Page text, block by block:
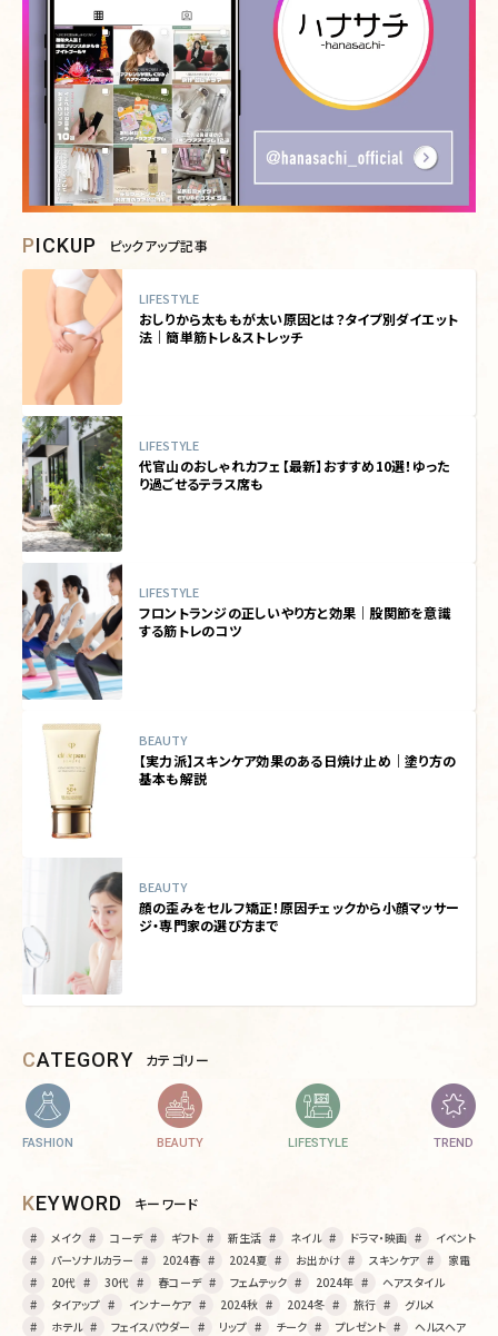
PICKUP ピックアップ記事
LIFESTYLE
おしりから太ももが太い原因とは？タイプ別ダイエット
法｜簡単筋トレ＆ストレッチ
LIFESTYLE
代官山のおしゃれカフェ【最新】おすすめ10選！ゆった
り過ごせるテラス席も
LIFESTYLE
フロントランジの正しいやり方と効果｜股関節を意識
する筋トレのコツ
BEAUTY
【実力派】スキンケア効果のある日焼け止め｜塗り方の
基本も解説
BEAUTY
顔の歪みをセルフ矯正！原因チェックから小顔マッサー
ジ・専門家の選び方まで
CATEGORY カテゴリー
FASHION BEAUTY LIFESTYLE TREND
KEYWORD キーワード
メイク コーデ ギフト 新生活 ネイル ドラマ・映画
イベント
パーソナルカラー
2024春 2024夏 お出かけ スキンケア
家電
20代
30代 春コーデ フェムテック 2024年
ヘアスタイル
タイアップ
インナーケア 2024秋 2024冬 旅行
グルメ
ホテル
フェイスパウダー リップ チーク プレゼント
ヘルスヘア